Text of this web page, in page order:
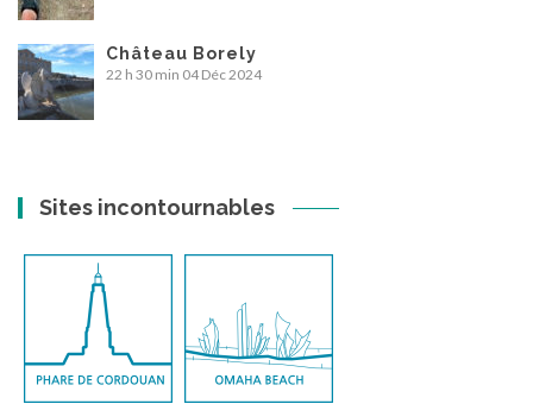
Château Borely
22 h 30 min 04 Déc 2024
Sites incontournables